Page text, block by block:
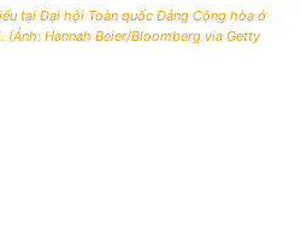
tại Đại hội Toàn quốc Đảng Cộng hòa ở
Hannah Beier/Bloomberg via Getty